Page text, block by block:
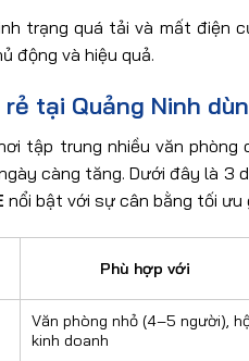
trạng quá tải và mất điện
động và hiệu quả.
tại Quảng Ninh
tập trung nhiều văn
càng tăng. Dưới đây là 3
nổi bật với sự cân bằng tối ưu
Phù hợp với
Văn phòng nhỏ (4–5 người),
kinh doanh